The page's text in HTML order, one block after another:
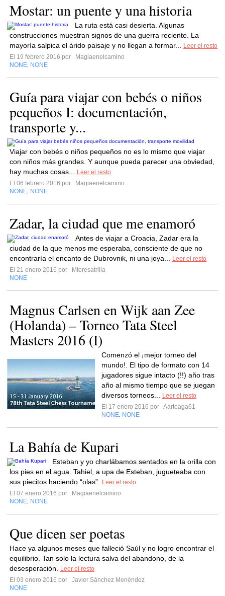
Mostar: un puente y una historia
La ruta está casi desierta. Algunas
construcciones muestran signos de una guerra reciente. La
mayoría salpica el árido paisaje y no llegan a formar...
Leer el resto
El 19 febrero 2016 por
Magiaenelcamino
NONE NONE
Guía para viajar con bebés o niños
pequeños I: documentación,
transporte y...
Viajar con bebés o niños pequeños no es lo mismo que viajar
con niños más grandes. Y aunque pueda parecer una obviedad,
hay muchas cosas...
Leer el resto
El 06 febrero 2016 por
Magiaenelcamino
NONE NONE
Zadar, la ciudad que me enamoró
Antes de viajar a Croacia, Zadar era la
ciudad de la que menos me esperaba, consciente de que no
encontraría el encanto de Dubrovnik, ni una joya...
Leer el resto
El 21 enero 2016 por
Mteresatrilla
NONE
Magnus Carlsen en Wijk aan Zee
(Holanda) – Torneo Tata Steel
Masters 2016 (I)
Comenzó el ¡mejor torneo del
mundo!. El tipo de formato con 14
jugadores sigue intacto (!!) año tras
año al mismo tiempo que se juegan
diversos torneos...
Leer el resto
El 17 enero 2016 por Aarteaga61
NONE NONE
La Bahía de Kupari
Esteban y yo charlábamos sentados en la orilla con
los pies en el agua. Tahiel, a upa de Esteban, jugueteaba con
sus piecitos haciendo “olas”.
Leer el resto
El 07 enero 2016 por
Magiaenelcamino
NONE NONE
Que dicen ser poetas
Hace ya algunos meses que falleció Saúl y no logro encontrar el
equilibrio. Tan solo la lectura salva del abandono, de la
desesperación.
Leer el resto
El 03 enero 2016 por
Javier Sánchez Menéndez
NONE